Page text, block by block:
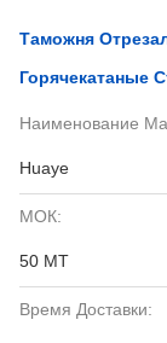
Таможня
Горячекатаные
Наименование
Huaye
МОК:
50 MT
Время Доставки: